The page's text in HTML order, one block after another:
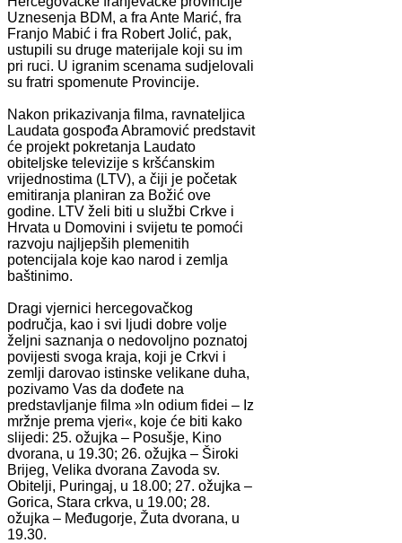
Uznesenja BDM, a fra Ante Marić, fra
Franjo Mabić i fra Robert Jolić, pak,
ustupili su druge materijale koji su im
pri ruci. U igranim scenama sudjelovali
su fratri spomenute Provincije.
Nakon prikazivanja filma, ravnateljica
Laudata gospođa Abramović predstavit
će projekt pokretanja Laudato
obiteljske televizije s kršćanskim
vrijednostima (LTV), a čiji je početak
emitiranja planiran za Božić ove
godine. LTV želi biti u službi Crkve i
Hrvata u Domovini i svijetu te pomoći
razvoju najljepših plemenitih
potencijala koje kao narod i zemlja
baštinimo.
Dragi vjernici hercegovačkog
područja, kao i svi ljudi dobre volje
željni saznanja o nedovoljno poznatoj
povijesti svoga kraja, koji je Crkvi i
zemlji darovao istinske velikane duha,
pozivamo Vas da dođete na
predstavljanje filma »In odium fidei – Iz
mržnje prema vjeri«, koje će biti kako
slijedi: 25. ožujka – Posušje, Kino
dvorana, u 19.30; 26. ožujka – Široki
Brijeg, Velika dvorana Zavoda sv.
Obitelji, Puringaj, u 18.00; 27. ožujka –
Gorica, Stara crkva, u 19.00; 28.
ožujka – Međugorje, Žuta dvorana, u
19.30.